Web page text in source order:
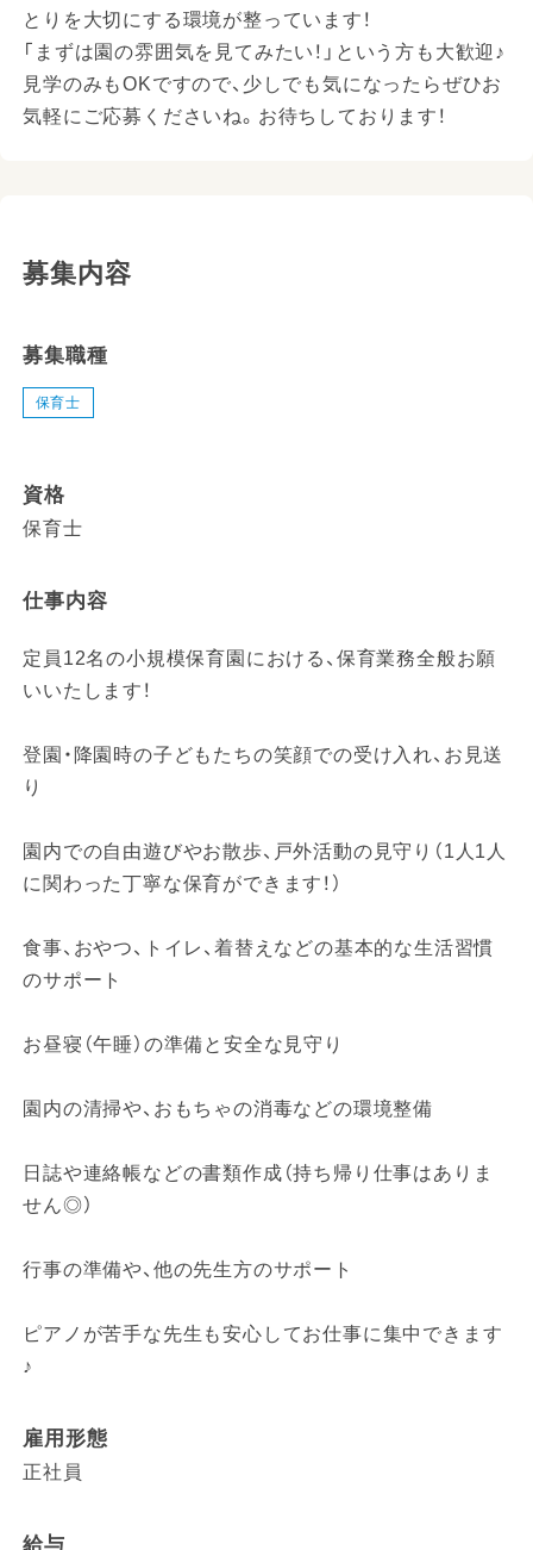
とりを大切にする環境が整っています！
「まずは園の雰囲気を見てみたい！」という方も大歓迎♪
見学のみもOKですので、少しでも気になったらぜひお
気軽にご応募くださいね。お待ちしております！
募集内容
募集職種
保育士
資格
保育士
仕事内容
定員12名の小規模保育園における、保育業務全般お願
いいたします！
登園・降園時の子どもたちの笑顔での受け入れ、お見送
り
園内での自由遊びやお散歩、戸外活動の見守り（1人1人
に関わった丁寧な保育ができます！）
食事、おやつ、トイレ、着替えなどの基本的な生活習慣
のサポート
お昼寝（午睡）の準備と安全な見守り
園内の清掃や、おもちゃの消毒などの環境整備
日誌や連絡帳などの書類作成（持ち帰り仕事はありま
せん◎）
行事の準備や、他の先生方のサポート
ピアノが苦手な先生も安心してお仕事に集中できます
♪
雇用形態
正社員
給与